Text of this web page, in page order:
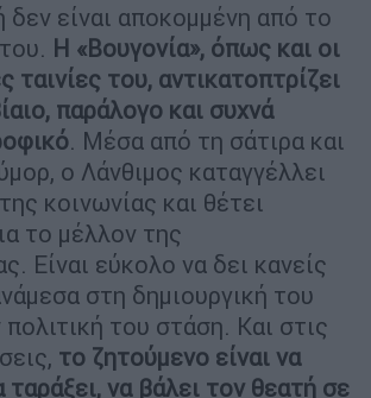
είναι αποκομμένη από το
Η «Βουγονία», όπως και οι
ταινίες του, αντικατοπτρίζει
παράλογο και συχνά
. Μέσα από τη σάτιρα και
ο Λάνθιμος καταγγέλλει
κοινωνίας και θέτει
το μέλλον της
Είναι εύκολο να δει κανείς
στη δημιουργική του
πολιτική του στάση. Και στις
το ζητούμενο είναι να
ταράξει, να βάλει τον θεατή σε